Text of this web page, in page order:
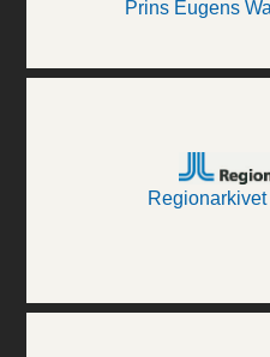
Prins Eugens